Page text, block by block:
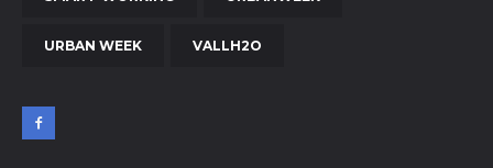
URBAN WEEK VALLH2O